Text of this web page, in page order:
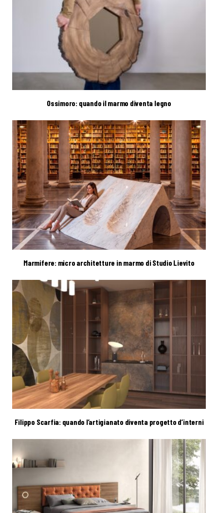
Ossimoro: quando il marmo diventa legno
Marmifere: micro architetture in marmo di Studio Lievito
Filippo Scarfia: quando l’artigianato diventa progetto d’interni